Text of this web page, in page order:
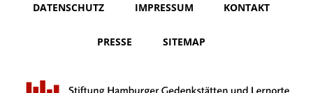
Nederlands
DATENSCHUTZ IMPRESSUM KONTAKT
PRESSE SITEMAP